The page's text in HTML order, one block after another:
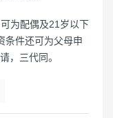
为配偶及21岁以下
条件还可为父母申
，三代同。